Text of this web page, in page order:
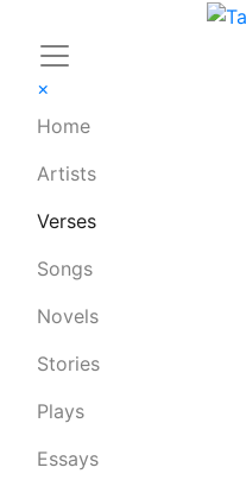
×
Home
Artists
Verses
Songs
Novels
Stories
Plays
Essays